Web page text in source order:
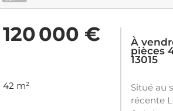
120 000 €
42 m²
À
pièces
13015
Situé au
récente